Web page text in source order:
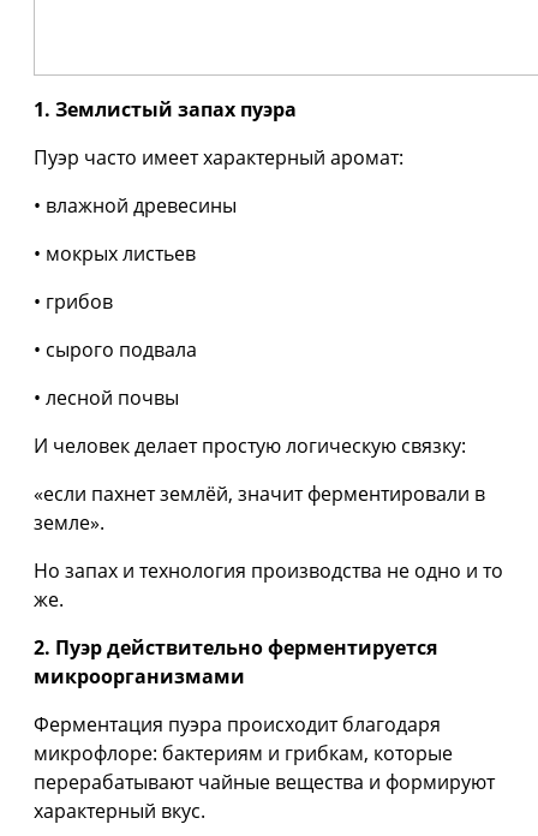
1. Землистый запах пуэра
Пуэр часто имеет характерный аромат:
• влажной древесины
• мокрых листьев
• грибов
• сырого подвала
• лесной почвы
И человек делает простую логическую связку:
«если пахнет землёй, значит ферментировали в
земле».
Но запах и технология производства не одно и то
же.
2. Пуэр действительно ферментируется
микроорганизмами
Ферментация пуэра происходит благодаря
микрофлоре: бактериям и грибкам, которые
перерабатывают чайные вещества и формируют
характерный вкус.